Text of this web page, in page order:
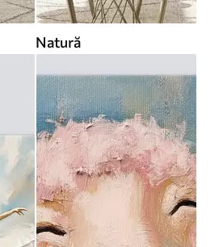
Natură